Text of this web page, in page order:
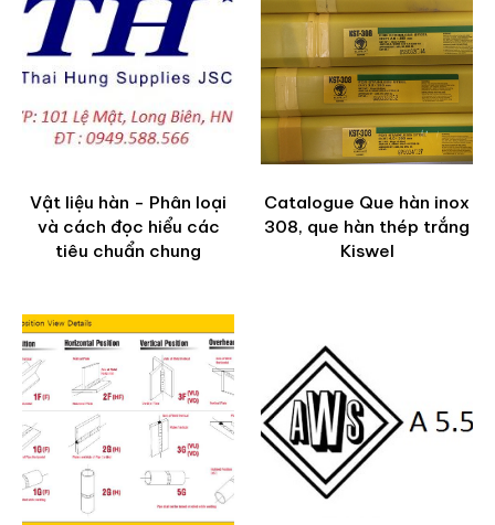
Vật liệu hàn - Phân loại
và cách đọc hiểu các
tiêu chuẩn chung
Catalogue Que hàn inox
308, que hàn thép trắng
Kiswel